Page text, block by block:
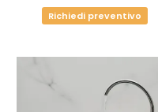
Richiedi preventivo